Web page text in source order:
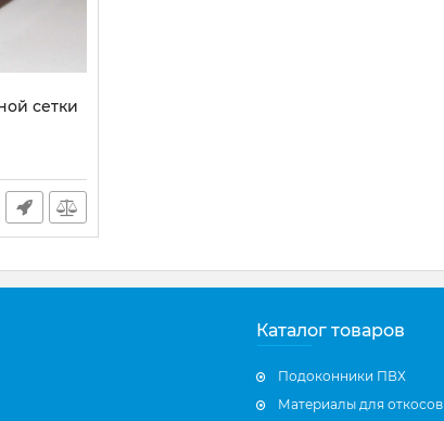
сетки
Каталог товаров
Подоконники ПВХ
Материалы для